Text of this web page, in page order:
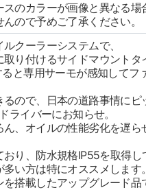
のカラーが画像と異なる場
ので予めご了承ください。
クーラーシステムで、
り付けるサイドマウントタ
と専用サーモが感知してフ
ので、日本の道路事情にピ
ライバーにお知らせ。
、オイルの性能劣化を遅ら
り、防水規格IP55を取得し
い方は特にオススメします。
搭載したアップグレード品